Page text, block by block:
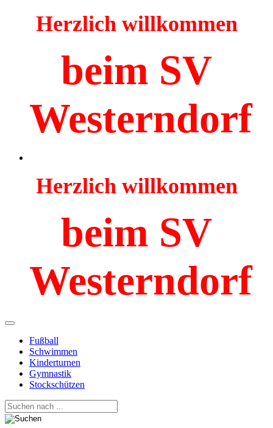
Herzlich willkommen
beim SV
Westerndorf
Herzlich willkommen
beim SV
Westerndorf
Fußball
Schwimmen
Kinderturnen
Gymnastik
Stockschützen